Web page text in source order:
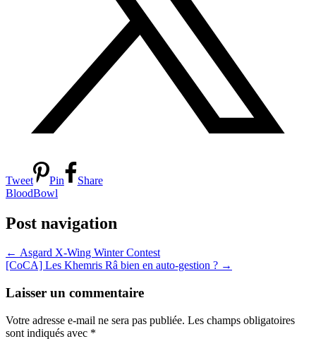
Tweet Pin
Share
BloodBowl
Post navigation
← Asgard X-Wing Winter Contest
[CoCA] Les Khemris Râ bien en auto-gestion ? →
Laisser un commentaire
Votre adresse e-mail ne sera pas publiée. Les champs obligatoires
sont indiqués avec *